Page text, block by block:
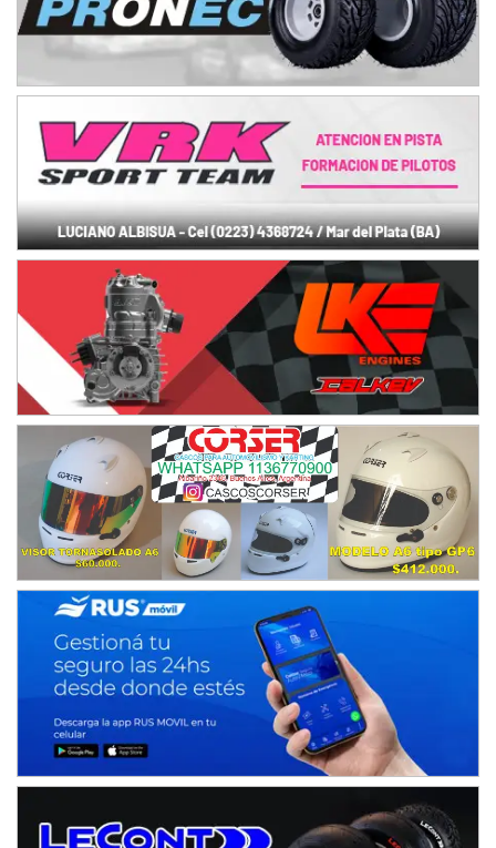
NORESTE SANTAFESINO - F6
Avellaneda (Santa Fe)
SUR SANTAFESINO - F4
José Samuel Sánchez (Tierra)
Rufino (Santa Fe)
TUCUMANO - F5
Juan Navarro (Asfalto)
El Timbó (Tucumán)